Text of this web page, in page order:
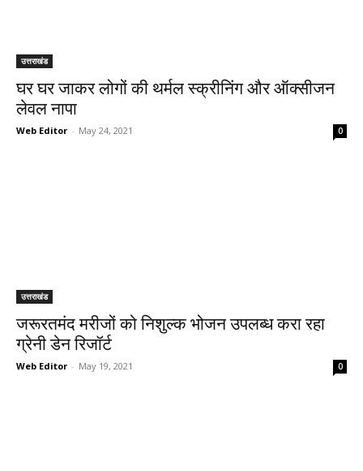
उत्तराखंड
घर घर जाकर लोगों की थर्मल स्क्रीनिंग और ऑक्सीजन
लेवल नापा
Web Editor - May 24, 2021 0
उत्तराखंड
जरूरतमंद मरीजों को निशुल्क भोजन उपलब्ध करा रहा
ग्रेनी डेन रिजॉर्ट
Web Editor - May 19, 2021 0